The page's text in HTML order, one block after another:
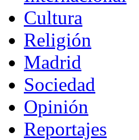
Cultura
Religión
Madrid
Sociedad
Opinión
Reportajes